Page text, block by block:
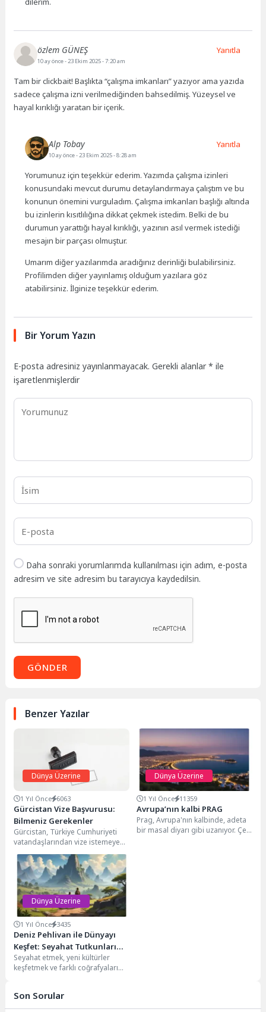
özlem GÜNEŞ
10 ay önce- 23 Ekim 2025 - 7:20 am
Tam bir clickbait! Başlıkta “çalışma imkanları” yazıyor ama yazıda
sadece çalışma izni verilmediğinden bahsedilmiş. Yüzeysel ve
hayal kırıklığı yaratan bir içerik.
Yanıtla
Alp Tobay
10 ay önce- 23 Ekim 2025 - 8:28 am
Yorumunuz için teşekkür ederim. Yazımda çalışma izinleri
konusundaki mevcut durumu detaylandırmaya çalıştım ve bu
konunun önemini vurguladım. Çalışma imkanları başlığı altında
bu izinlerin kısıtlılığına dikkat çekmek istedim. Belki de bu
durumun yarattığı hayal kırıklığı, yazının asıl vermek istediği
mesajın bir parçası olmuştur.
Umarım diğer yazılarımda aradığınız derinliği bulabilirsiniz.
Profilimden diğer yayınlamış olduğum yazılara göz
atabilirsiniz. İlginize teşekkür ederim.
Yanıtla
Bir Yorum Yazın
E-posta adresiniz yayınlanmayacak. Gerekli alanlar* ile
işaretlenmişlerdir
Daha sonraki yorumlarımda kullanılması için adım, e-posta
adresim ve site adresim bu tarayıcıya kaydedilsin.
GÖNDER
Benzer Yazılar
Dünya Üzerine
1 Yıl Önce 6063
Gürcistan Vize Başvurusu:
Bilmeniz Gerekenler
Gürcistan, Türkiye Cumhuriyeti
vatandaşlarından vize istemeyen
ülkelerden biridir. Ancak, çeşitli
nedenlerle Gürcistan'a vize
başvurusu yapmanız...
Dünya Üzerine
1 Yıl Önce 11359
Avrupa’nın kalbi PRAG
Prag, Avrupa'nın kalbinde, adeta
bir masal diyarı gibi uzanıyor. Çek
Dünya Üzerine
1 Yıl Önce 3435
Deniz Pehlivan ile Dünyayı
Keşfet: Seyahat Tutkunları
İçin Rehber
Seyahat etmek, yeni kültürler
keşfetmek ve farklı coğrafyaları
Son Sorular